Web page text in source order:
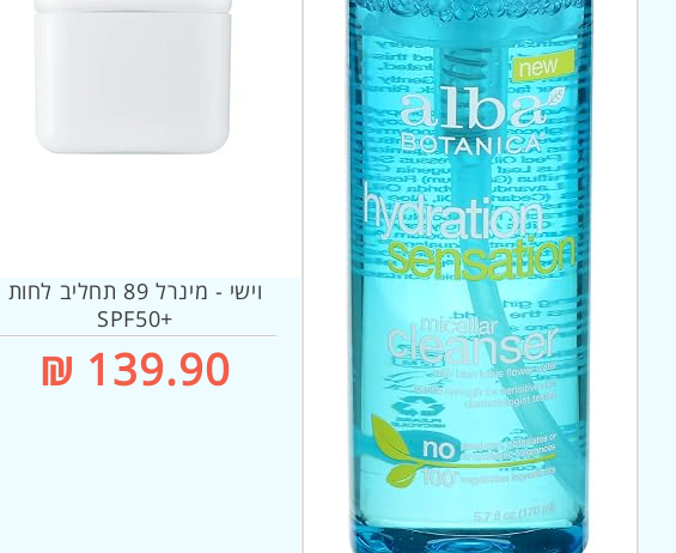
וישי - מינרל 89 תחליב לחות
+SPF50
מחיר
139.90 ₪